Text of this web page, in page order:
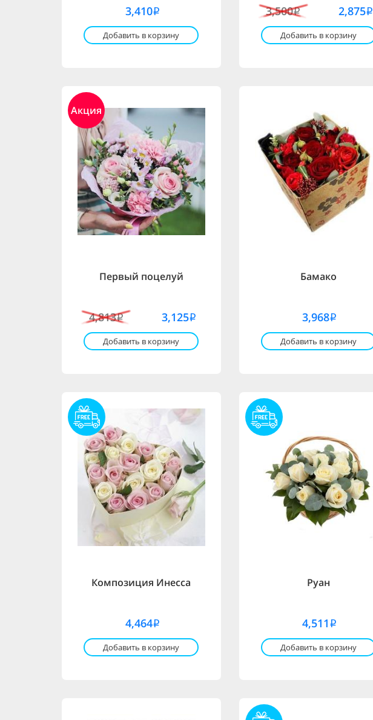
3,410i
Добавить в корзину
3,500i 2,875i
Добавить в корзину
Акция
Первый поцелуй
4,813i 3,125i
Добавить в корзину
Бамако
3,968i
Добавить в корзину
Композиция Инесса
4,464i
Добавить в корзину
Руан
4,511 i
Добавить в корзину